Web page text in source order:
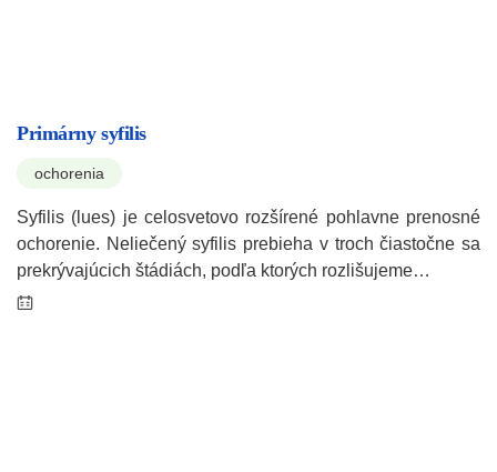
Primárny syfilis
ochorenia
Syfilis (lues) je celosvetovo rozšírené pohlavne prenosné
ochorenie. Neliečený syfilis prebieha v troch čiastočne sa
prekrývajúcich štádiách, podľa ktorých rozlišujeme…